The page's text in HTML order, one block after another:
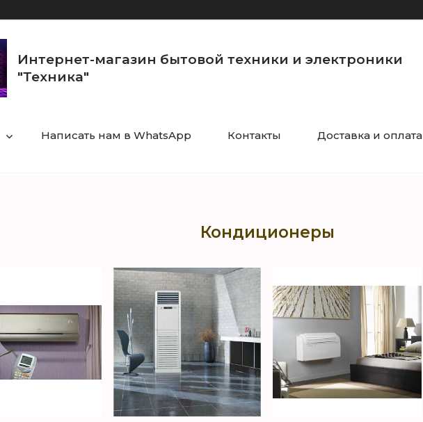
Интернет-магазин бытовой техники и электроники
"Техника"
Написать нам в WhatsApp Контакты Доставка и оплата
Кондиционеры